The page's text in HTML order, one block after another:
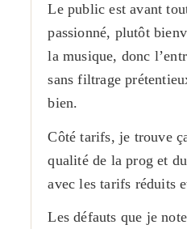
Le public est avant
passionné, plutôt
la musique, donc
sans filtrage
bien.
Côté tarifs, je trouve
qualité de la prog et
avec les tarifs réduits
Les défauts que je